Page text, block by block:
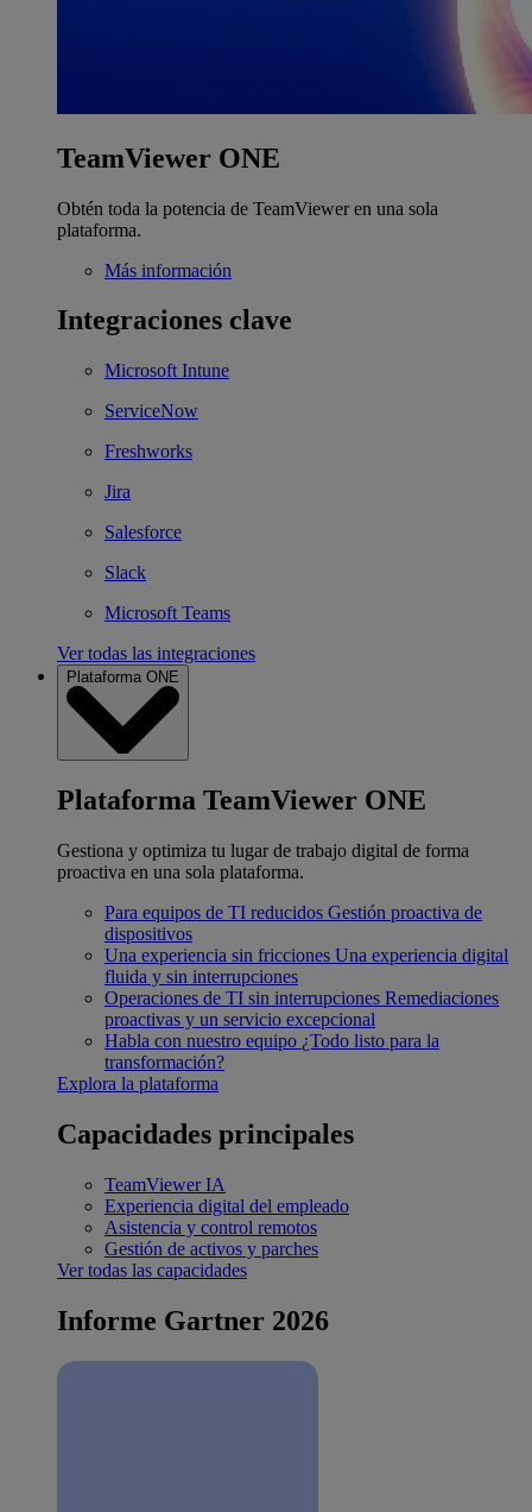
TeamViewer ONE
Obtén toda la potencia de TeamViewer en una sola
plataforma.
Más información
Integraciones clave
Microsoft Intune
ServiceNow
Freshworks
Jira
Salesforce
Slack
Microsoft Teams
Ver todas las integraciones
Plataforma ONE
Plataforma TeamViewer ONE
Gestiona y optimiza tu lugar de trabajo digital de forma
proactiva en una sola plataforma.
Para equipos de TI reducidos Gestión proactiva de
dispositivos
Una experiencia sin fricciones Una experiencia digital
fluida y sin interrupciones
Operaciones de TI sin interrupciones Remediaciones
proactivas y un servicio excepcional
Habla con nuestro equipo ¿Todo listo para la
transformación?
Explora la plataforma
Capacidades principales
TeamViewer IA
Experiencia digital del empleado
Asistencia y control remotos
Gestión de activos y parches
Ver todas las capacidades
Informe Gartner 2026